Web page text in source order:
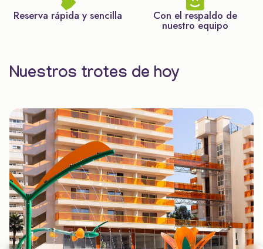
Reserva rápida y sencilla Con el respaldo de
nuestro equipo
Nuestros trotes de hoy